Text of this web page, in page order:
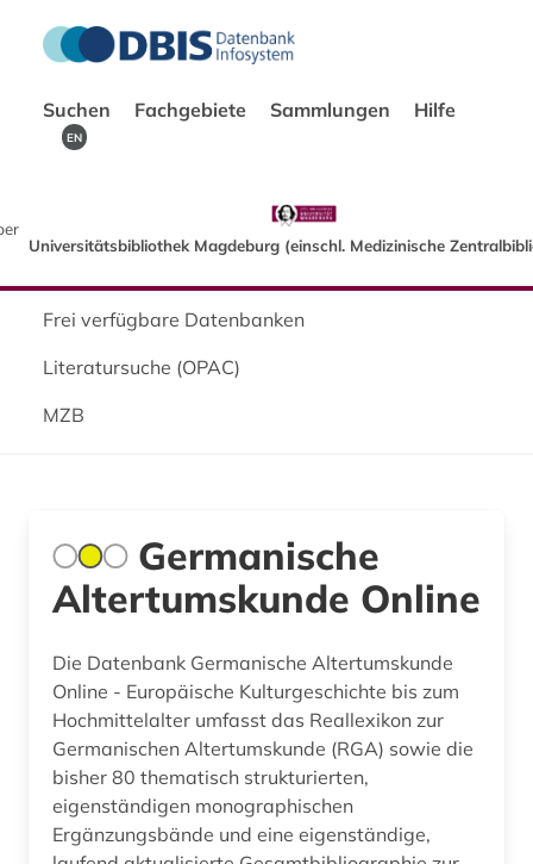
Suchen Fachgebiete Sammlungen Hilfe
EN
Universitätsbibliothek Magdeburg (einschl. Medizinische
Frei verfügbare Datenbanken
Literatursuche (OPAC)
MZB
Germanische
Altertumskunde Online
Die Datenbank Germanische Altertumskunde
Online - Europäische Kulturgeschichte bis zum
Hochmittelalter umfasst das Reallexikon zur
Germanischen Altertumskunde (RGA) sowie die
bisher 80 thematisch strukturierten,
eigenständigen monographischen
Ergänzungsbände und eine eigenständige,